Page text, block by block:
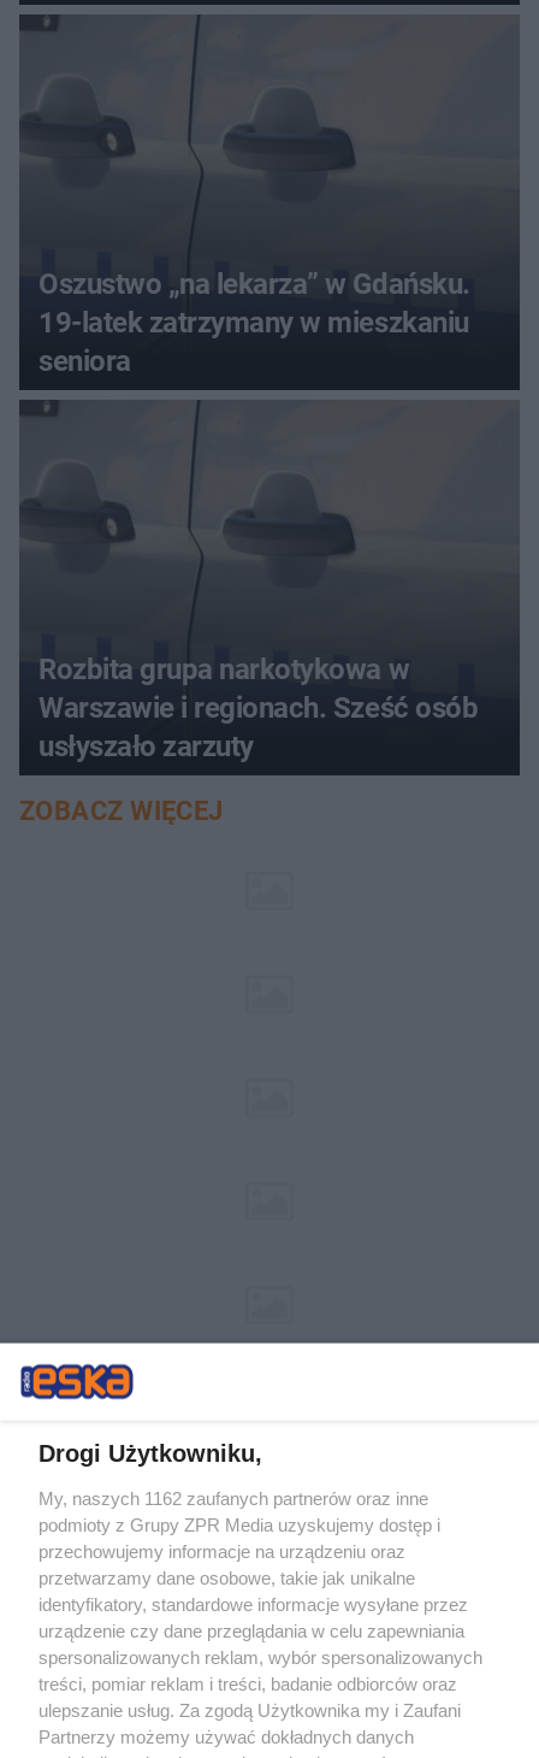
Oszustwo „na lekarza” w Gdańsku.
19-latek zatrzymany w mieszkaniu
seniora
Rozbita grupa narkotykowa w
Warszawie i regionach. Sześć osób
usłyszało zarzuty
ZOBACZ WIĘCEJ
Żaden utwór zamieszczony w serwisie nie może być powielany i
rozpowszechniany lub dalej rozpowszechniany w jakikolwiek sposób (w
tym także elektroniczny lub mechaniczny) na jakimkolwiek polu
eksploatacji w jakiejkolwiek formie, włącznie z umieszczaniem w
Internecie bez pisemnej zgody właściciela praw. Jakiekolwiek użycie lub
wykorzystanie utworów w całości lub w części z naruszeniem prawa,
tzn. bez właściwej zgody, jest zabronione pod groźbą kary i może być
ścigane prawnie.
Drogi Użytkowniku,
My, naszych 1162 zaufanych partnerów oraz inne
podmioty z Grupy ZPR Media uzyskujemy dostęp i
przechowujemy informacje na urządzeniu oraz
przetwarzamy dane osobowe, takie jak unikalne
identyfikatory, standardowe informacje wysyłane przez
urządzenie czy dane przeglądania w celu zapewniania
spersonalizowanych reklam, wybór spersonalizowanych
treści, pomiar reklam i treści, badanie odbiorców oraz
ulepszanie usług. Za zgodą Użytkownika my i Zaufani
Partnerzy możemy używać dokładnych danych